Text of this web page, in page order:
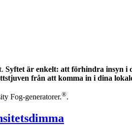
Syftet är enkelt: att förhindra insyn i
från att komma in i dina
Fog-generatorer.®.